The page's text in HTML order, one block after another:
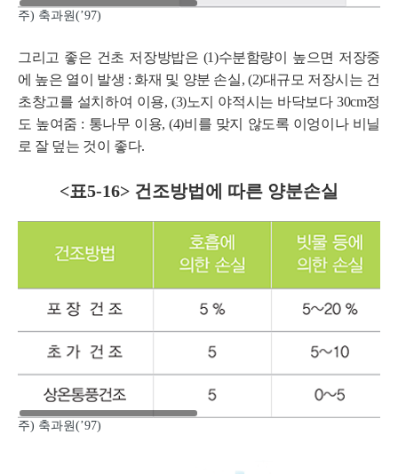
주) 축과원(’97)
그리고 좋은 건초 저장방밥은 (1)수분함량이 높으면 저장중
에 높은 열이 발생 : 화재 및 양분 손실, (2)대규모 저장시는 건
초창고를 설치하여 이용, (3)노지 야적시는 바닥보다 30cm정
도 높여줌 : 통나무 이용, (4)비를 맞지 않도록 이엉이나 비닐
로 잘 덮는 것이 좋다.
<표5-16> 건조방법에 따른 양분손실
주) 축과원(’97)